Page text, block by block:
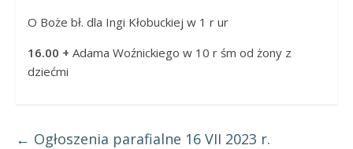
O Boże bł. dla Ingi Kłobuckiej w 1 r ur
16.00 + Adama Woźnickiego w 10 r śm od żony z
dziećmi
← Ogłoszenia parafialne 16 VII 2023 r.